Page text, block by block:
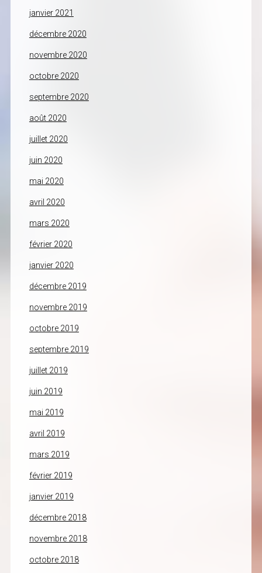
janvier 2021
décembre 2020
novembre 2020
octobre 2020
septembre 2020
août 2020
juillet 2020
juin 2020
mai 2020
avril 2020
mars 2020
février 2020
janvier 2020
décembre 2019
novembre 2019
octobre 2019
septembre 2019
juillet 2019
juin 2019
mai 2019
avril 2019
mars 2019
février 2019
janvier 2019
décembre 2018
novembre 2018
octobre 2018